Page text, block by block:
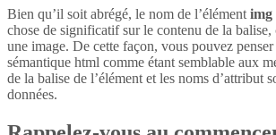
Bien qu’il soit abrégé, le nom de l’élément img
chose de significatif sur le contenu de la balise,
une image. De cette façon, vous pouvez penser
sémantique html comme étant semblable aux
de la balise de l’élément et les noms d’attribut
données.